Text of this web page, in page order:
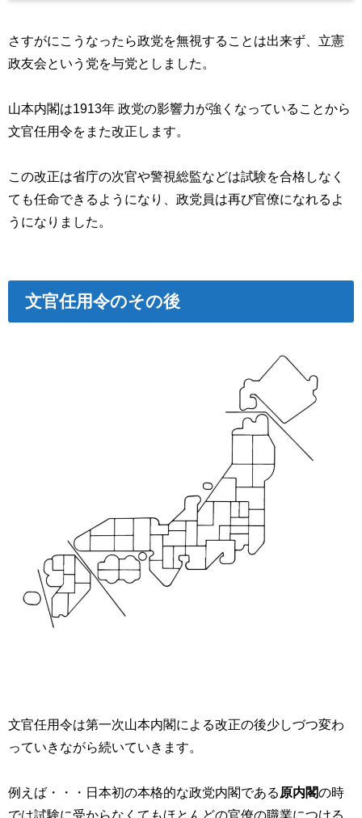
さすがにこうなったら政党を無視することは出来ず、立憲
政友会という党を与党としました。
山本内閣は1913年 政党の影響力が強くなっていることから
文官任用令をまた改正します。
この改正は省庁の次官や警視総監などは試験を合格しなく
ても任命できるようになり、政党員は再び官僚になれるよ
うになりました。
文官任用令のその後
文官任用令は第一次山本内閣による改正の後少しづつ変わ
っていきながら続いていきます。
例えば・・・日本初の本格的な政党内閣である 原内閣の時
では試験に受からなくてもほとんどの官僚の職業につける